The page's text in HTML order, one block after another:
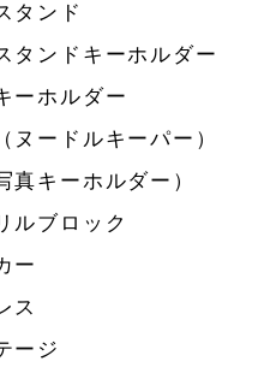
タンド
タンドキーホルダー
ーホルダー
ヌードルキーパー）
真キーホルダー）
ルブロック
ー
ス
ージ